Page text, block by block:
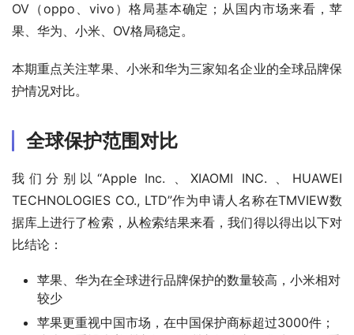
OV（oppo、vivo）格局基本确定；从国内市场来看，苹
果、华为、小米、OV格局稳定。
本期重点关注苹果、小米和华为三家知名企业的全球品牌保
护情况对比。
全球保护范围对比
我们分别以“Apple Inc. 、XIAOMI INC. 、HUAWEI
TECHNOLOGIES CO., LTD”作为申请人名称在TMVIEW数
据库上进行了检索，从检索结果来看，我们得以得出以下对
比结论：
苹果、华为在全球进行品牌保护的数量较高，小米相对
较少
苹果更重视中国市场，在中国保护商标超过3000件；